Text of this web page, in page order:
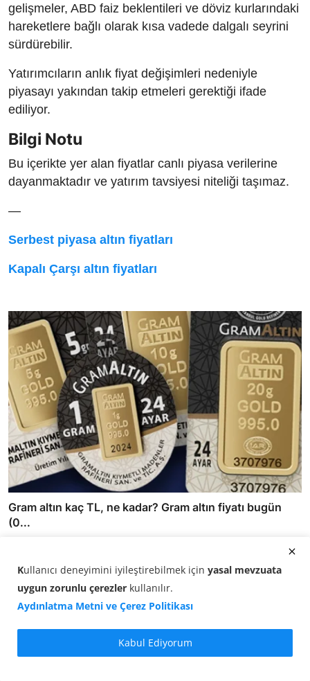
gelişmeler, ABD faiz beklentileri ve döviz kurlarındaki
hareketlere bağlı olarak kısa vadede dalgalı seyrini
sürdürebilir.
Yatırımcıların anlık fiyat değişimleri nedeniyle
piyasayı yakından takip etmeleri gerektiği ifade
ediliyor.
Bilgi Notu
Bu içerikte yer alan fiyatlar canlı piyasa verilerine
dayanmaktadır ve yatırım tavsiyesi niteliği taşımaz.
—
Serbest piyasa altın fiyatları
Kapalı Çarşı altın fiyatları
Gram altın kaç TL, ne kadar? Gram altın fiyatı bugün
(0...
Kullanıcı deneyimini iyileştirebilmek için yasal mevzuata
uygun zorunlu çerezler kullanılır.
Aydınlatma Metni ve Çerez Politikası
Kabul Ediyorum